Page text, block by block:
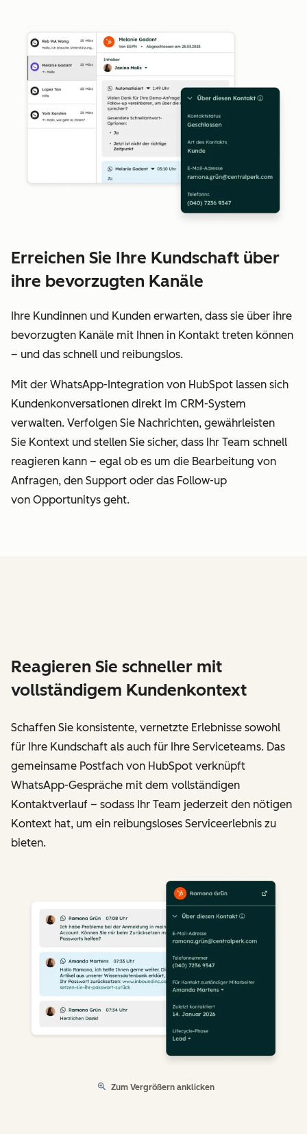
Erreichen Sie Ihre Kundschaft über
ihre bevorzugten Kanäle
Ihre Kundinnen und Kunden erwarten, dass sie über ihre
bevorzugten Kanäle mit Ihnen in Kontakt treten können
– und das schnell und reibungslos.
Mit der WhatsApp-Integration von HubSpot lassen sich
Kundenkonversationen direkt im CRM-System
verwalten. Verfolgen Sie Nachrichten, gewährleisten
Sie Kontext und stellen Sie sicher, dass Ihr Team schnell
reagieren kann – egal ob es um die Bearbeitung von
Anfragen, den Support oder das Follow-up
von Opportunitys geht.
Reagieren Sie schneller mit
vollständigem Kundenkontext
Schaffen Sie konsistente, vernetzte Erlebnisse sowohl
für Ihre Kundschaft als auch für Ihre Serviceteams. Das
gemeinsame Postfach von HubSpot verknüpft
WhatsApp-Gespräche mit dem vollständigen
Kontaktverlauf – sodass Ihr Team jederzeit den nötigen
Kontext hat, um ein reibungsloses Serviceerlebnis zu
bieten.
Zum Vergrößern anklicken